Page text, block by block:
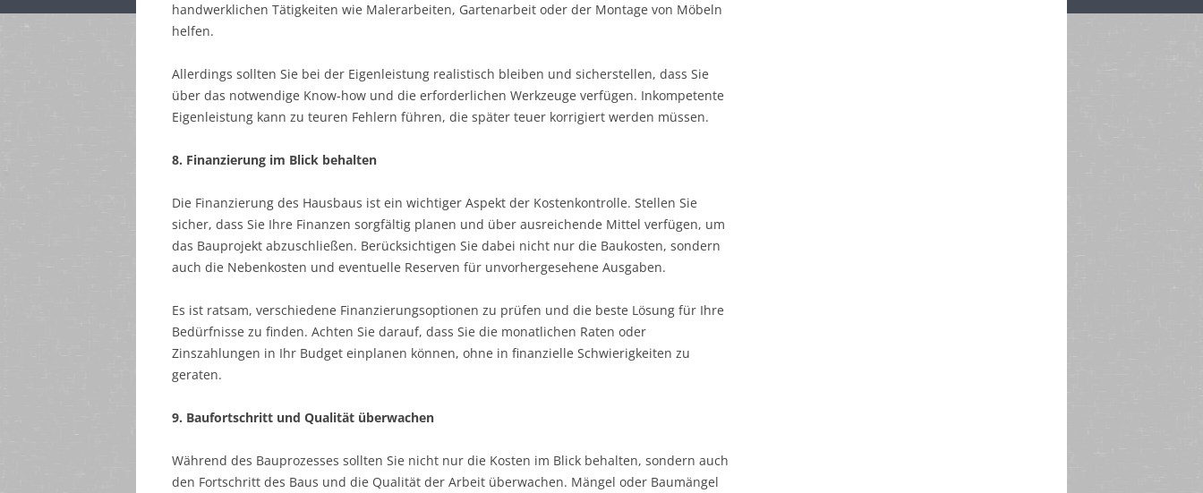
handwerklichen Tätigkeiten wie Malerarbeiten, Gartenarbeit oder der Montage von Möbeln
helfen.
Allerdings sollten Sie bei der Eigenleistung realistisch bleiben und sicherstellen, dass Sie
über das notwendige Know-how und die erforderlichen Werkzeuge verfügen. Inkompetente
Eigenleistung kann zu teuren Fehlern führen, die später teuer korrigiert werden müssen.
8. Finanzierung im Blick behalten
Die Finanzierung des Hausbaus ist ein wichtiger Aspekt der Kostenkontrolle. Stellen Sie
sicher, dass Sie Ihre Finanzen sorgfältig planen und über ausreichende Mittel verfügen, um
das Bauprojekt abzuschließen. Berücksichtigen Sie dabei nicht nur die Baukosten, sondern
auch die Nebenkosten und eventuelle Reserven für unvorhergesehene Ausgaben.
Es ist ratsam, verschiedene Finanzierungsoptionen zu prüfen und die beste Lösung für Ihre
Bedürfnisse zu finden. Achten Sie darauf, dass Sie die monatlichen Raten oder
Zinszahlungen in Ihr Budget einplanen können, ohne in finanzielle Schwierigkeiten zu
geraten.
9. Baufortschritt und Qualität überwachen
Während des Bauprozesses sollten Sie nicht nur die Kosten im Blick behalten, sondern auch
den Fortschritt des Baus und die Qualität der Arbeit überwachen. Mängel oder Baumängel